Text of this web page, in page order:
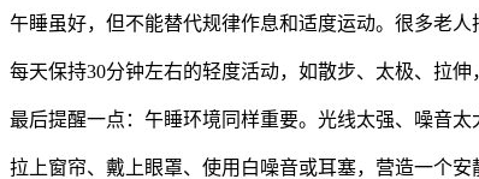
午睡虽好，但不能替代规律作息和适度运动。很多老
每天保持30分钟左右的轻度活动，如散步、太极、拉
最后提醒一点：午睡环境同样重要。光线太强、噪音
拉上窗帘、戴上眼罩、使用白噪音或耳塞，营造一个